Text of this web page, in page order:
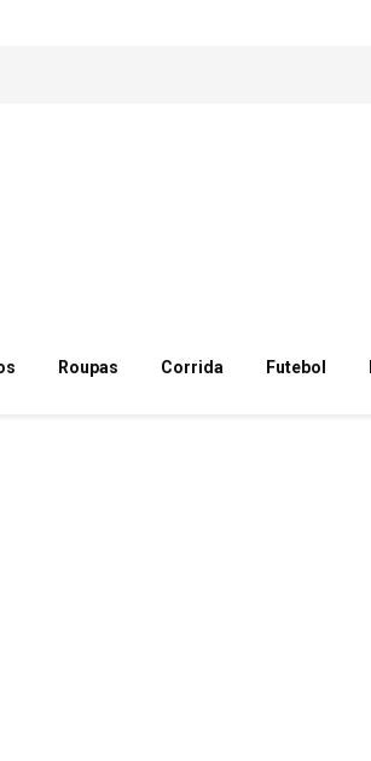
Roupas Corrida Futebol